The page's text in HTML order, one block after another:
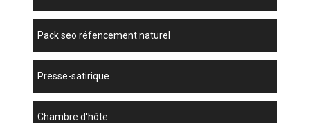
pack seo réfencement naturel
presse-satirique
chambre d'hôte